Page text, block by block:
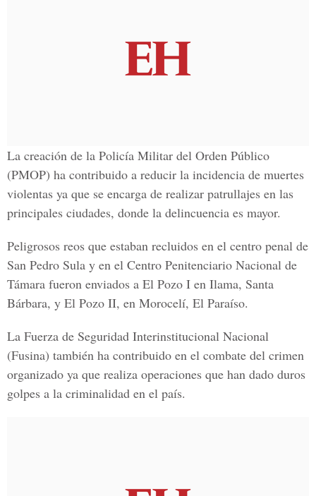
La creación de la Policía Militar del Orden Público
(PMOP) ha contribuido a reducir la incidencia de muertes
violentas ya que se encarga de realizar patrullajes en las
principales ciudades, donde la delincuencia es mayor.
Peligrosos reos que estaban recluidos en el centro penal de
San Pedro Sula y en el Centro Penitenciario Nacional de
Támara fueron enviados a El Pozo I en Ilama, Santa
Bárbara, y El Pozo II, en Morocelí, El Paraíso.
La Fuerza de Seguridad Interinstitucional Nacional
(Fusina) también ha contribuido en el combate del crimen
organizado ya que realiza operaciones que han dado duros
golpes a la criminalidad en el país.